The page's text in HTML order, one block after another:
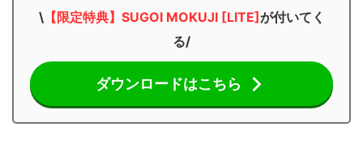
\【限定特典】SUGOI MOKUJI [LITE] が付いてく
る/
ダウンロードはこちら